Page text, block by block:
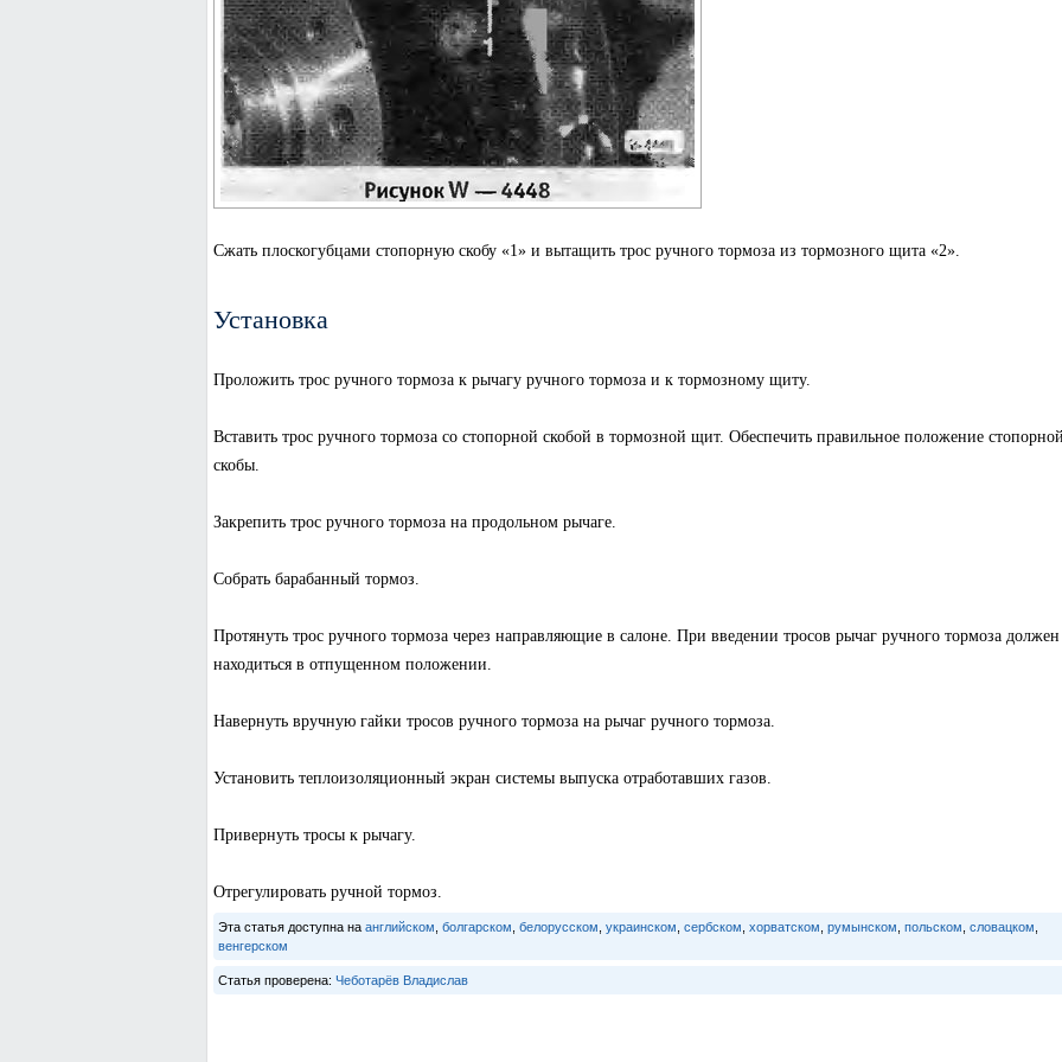
Сжать плоскогубцами стопорную скобу «1» и вытащить трос ручного тормоза из тормозного щита «2».
Установка
Проложить трос ручного тормоза к рычагу ручного тормоза и к тормозному щиту.
Вставить трос ручного тормоза со стопорной скобой в тормозной щит. Обеспечить правильное положение
скобы.
Закрепить трос ручного тормоза на продольном рычаге.
Собрать барабанный тормоз.
Протянуть трос ручного тормоза через направляющие в салоне. При введении тросов рычаг ручного тормоза должен
находиться в отпущенном положении.
Навернуть вручную гайки тросов ручного тормоза на рычаг ручного тормоза.
Установить теплоизоляционный экран системы выпуска отработавших газов.
Привернуть тросы к рычагу.
Отрегулировать ручной тормоз.
Эта статья доступна на английском болгарском белорусском украинском сербском хорватском румынском польском словацком
венгерском
Статья проверена: Чеботарёв Владислав